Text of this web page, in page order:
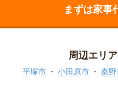
まずは家事
周辺エリ
平塚市 小田原市 秦